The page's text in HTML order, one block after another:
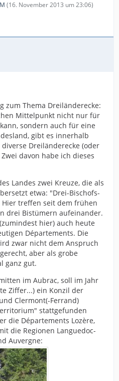
(16. November 2013 um 23:06)
zum Thema Dreiländerecke:
Mittelpunkt nicht nur für
sondern auch für eine
gibt es innerhalb
Dreiländerecke (oder
davon habe ich dieses
Landes zwei Kreuze, die als
etwa: "Drei-Bischofs-
treffen seit dem frühen
drei Bistümern aufeinander.
hier) auch heute
Départements. Die
zwar nicht dem Anspruch
aber als grobe
ganz gut.
im Aubrac, soll im Jahr
Ziffer...) ein Konzil der
Clermont(-Ferrand)
stattgefunden
die Départements Lozère,
die Regionen Languedoc-
Auvergne: